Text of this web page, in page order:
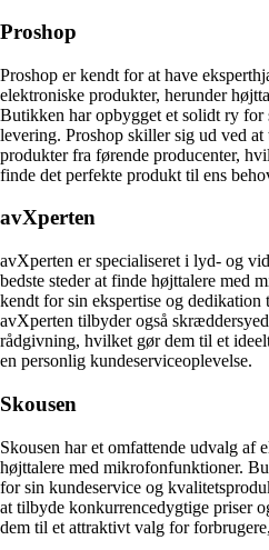
Proshop
Proshop er kendt for at have
elektroniske produkter, herunder
Butikken har opbygget et solidt ry for
levering. Proshop skiller sig ud ved
produkter fra førende producenter,
finde det perfekte produkt til ens
avXperten
avXperten er specialiseret i lyd- og
bedste steder at finde højttalere med
kendt for sin ekspertise og
avXperten tilbyder også
rådgivning, hvilket gør dem til et
en personlig kundeserviceoplevelse.
Skousen
Skousen har et omfattende udvalg af
højttalere med mikrofonfunktioner.
for sin kundeservice og
at tilbyde konkurrencedygtige priser
dem til et attraktivt valg for